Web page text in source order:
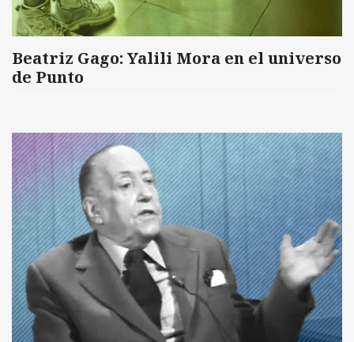
Beatriz Gago: Yalili Mora en el universo
de Punto